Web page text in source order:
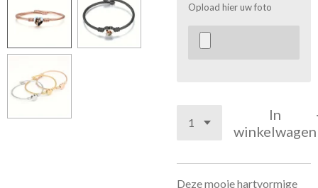
Opload hier uw foto
In
winkelwagen
Deze mooie hartvormige